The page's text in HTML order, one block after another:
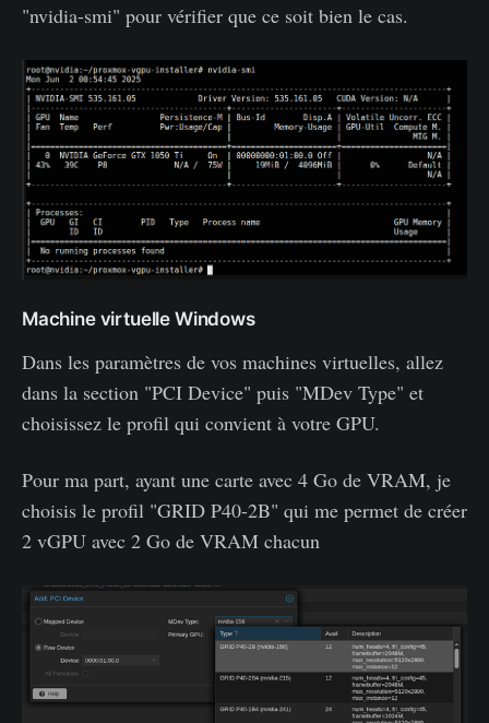
"nvidia-smi" pour vérifier que ce soit bien le cas.
Machine virtuelle Windows
Dans les paramètres de vos machines virtuelles, allez
dans la section "PCI Device" puis "MDev Type" et
choisissez le profil qui convient à votre GPU.
Pour ma part, ayant une carte avec 4 Go de VRAM, je
choisis le profil "GRID P40-2B" qui me permet de créer
2 vGPU avec 2 Go de VRAM chacun